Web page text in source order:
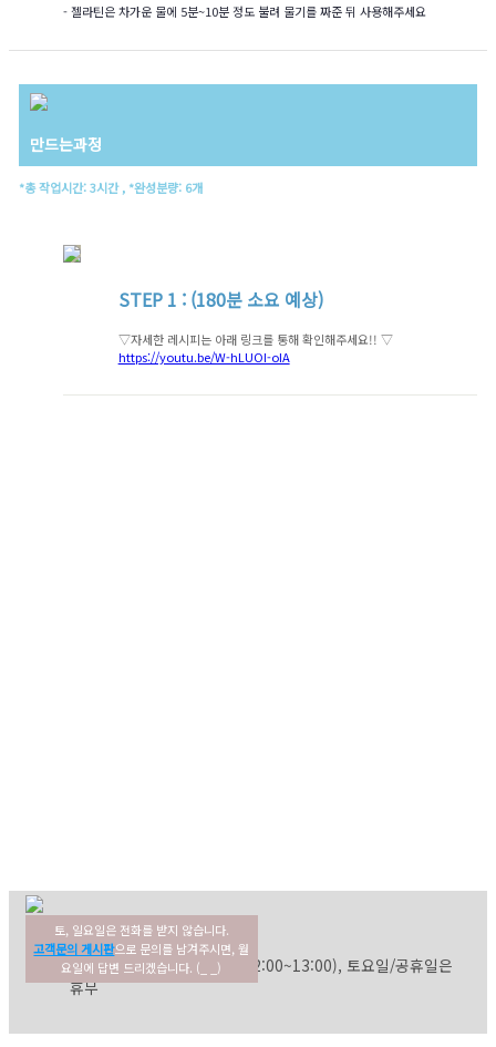
- 젤라틴은 차가운 물에 5분~10분 정도 불려 물기를 짜준 뒤 사용해주세요
만드는과정
*총 작업시간: 3시간 , *완성분량: 6개
STEP1 : (180분 소요 예상)
▽자세한 레시피는 아래 링크를 통해 확인해주세요!! ▽
https://youtu.be/W-hLUOI-oIA
토, 일요일은 전화를 받지 않습니다.
고객문의 게시판으로 문의를 남겨주시면, 월
요일에 답변 드리겠습니다. (_ _)
고객센터 02-354-3022
평일: 09:30~17:30 (점심: 12:00~13:00), 토요일/공휴일은
휴무